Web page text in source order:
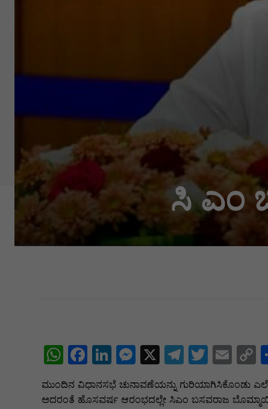
ಸಿ ಎಂ
W
h
at
F
c
Li
n
k
M
s
X
T
el
e
T
itt
E
ai
o
p
ಮುಂದಿನ ವಿಧಾನಸಭೆ ಚುನಾವಣೆಯನ್ನು ಗುರಿಯಾಗಿಸಿಕೊಂಡು
ಅದರಂತೆ ಹೊಸವರ್ಷ ಆರಂಭದಲ್ಲೇ ಸಿಎಂ ಬಸವರಾಜ